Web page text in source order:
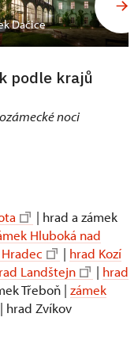
Dačice
podle krajů
noci
| hrad a zámek
Hluboká nad
| hrad Kozí
Landštejn | hrad
Třeboň | zámek
| hrad Zvíkov